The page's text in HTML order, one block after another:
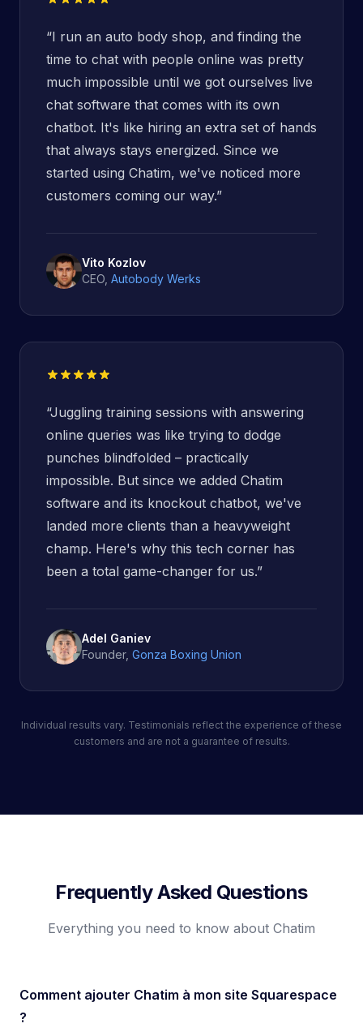
“I run an auto body shop, and finding the
time to chat with people online was pretty
much impossible until we got ourselves live
chat software that comes with its own
chatbot. It's like hiring an extra set of hands
that always stays energized. Since we
started using Chatim, we've noticed more
customers coming our way.”
Vito Kozlov
CEO Autobody Werks
“Juggling training sessions with answering
online queries was like trying to dodge
punches blindfolded – practically
impossible. But since we added Chatim
software and its knockout chatbot, we've
landed more clients than a heavyweight
champ. Here's why this tech corner has
been a total game-changer for us.”
Adel Ganiev
Founder, Gonza Boxing Union
Individual results vary. Testimonials reflect the experience of these
customers and are not a guarantee of results.
Frequently Asked Questions
Everything you need to know about Chatim
Comment ajouter Chatim à mon site Squarespace
?